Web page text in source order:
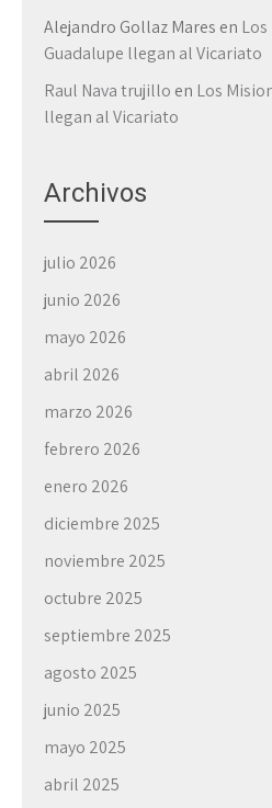
Alejandro Gollaz Mares en
Guadalupe llegan al Vicariato
Raul Nava trujillo en Los
llegan al Vicariato
Archivos
julio 2026
junio 2026
mayo 2026
abril 2026
marzo 2026
febrero 2026
enero 2026
diciembre 2025
noviembre 2025
octubre 2025
septiembre 2025
agosto 2025
junio 2025
mayo 2025
abril 2025